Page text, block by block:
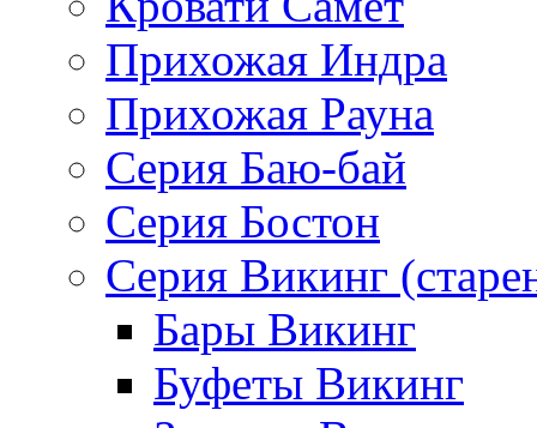
Прихожая Индра
Прихожая Рауна
Серия Баю-бай
Серия Бостон
Серия Викинг
Бары Викинг
Буфеты Викинг